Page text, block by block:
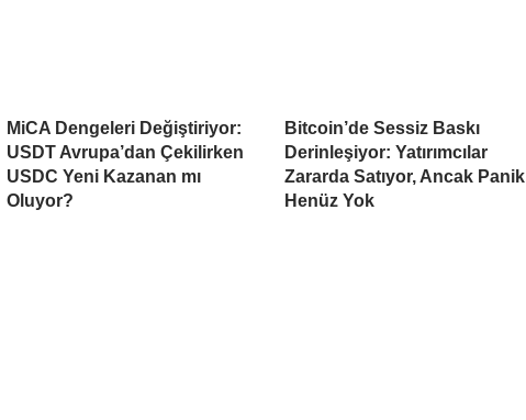
MiCA Dengeleri Değiştiriyor:
USDT Avrupa’dan Çekilirken
USDC Yeni Kazanan mı
Oluyor?
Bitcoin’de Sessiz Baskı
Derinleşiyor: Yatırımcılar
Zararda Satıyor, Ancak Panik
Henüz Yok